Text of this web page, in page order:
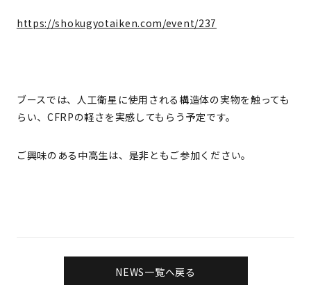
https://shokugyotaiken.com/event/237
ブースでは、人工衛星に使用される構造体の実物を触っても
らい、CFRPの軽さを実感してもらう予定です。
ご興味のある中高生は、是非ともご参加ください。
NEWS一覧へ戻る